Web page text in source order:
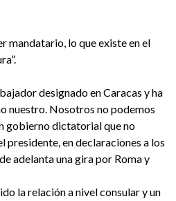
mandatario, lo que existe en el
designado en Caracas y ha
nuestro. Nosotros no podemos
gobierno dictatorial que no
presidente, en declaraciones a los
adelanta una gira por Roma y
la relación a nivel consular y un